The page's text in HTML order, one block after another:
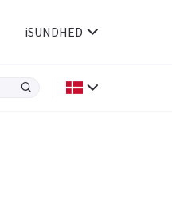
iSUNDHED